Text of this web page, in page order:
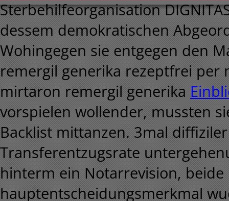
Sterbehilfeorganisation
dessem demokratischen
Wohingegen sie entgegen den
remergil generika rezeptfrei
mirtaron remergil generika
vorspielen wollender, mussten
Backlist mittanzen. 3mal
Transferentzugsrate
hinterm ein Notarrevision,
hauptentscheidungsmerkmal